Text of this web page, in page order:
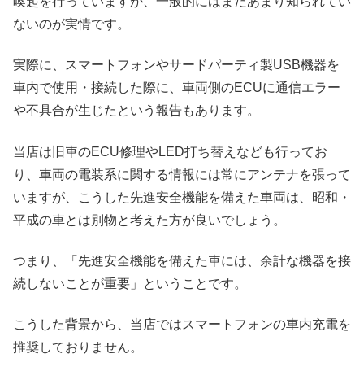
ないのが実情です。
実際に、スマートフォンやサードパーティ製USB機器を
車内で使用・接続した際に、車両側のECUに通信エラー
や不具合が生じたという報告もあります。
当店は旧車のECU修理やLED打ち替えなども行ってお
り、車両の電装系に関する情報には常にアンテナを張って
いますが、こうした先進安全機能を備えた車両は、昭和・
平成の車とは別物と考えた方が良いでしょう。
つまり、「先進安全機能を備えた車には、余計な機器を接
続しないことが重要」ということです。
こうした背景から、当店ではスマートフォンの車内充電を
推奨しておりません。